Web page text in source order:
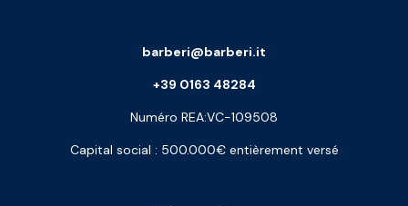
barberi@barberi.it
+39 0163 48284
Numéro REA:VC-109508
Capital social : 500.000€ entièrement versé